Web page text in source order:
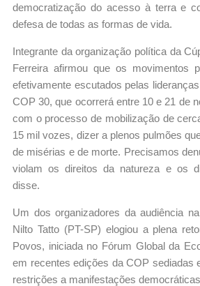
democratização do acesso à terra e
defesa de todas as formas de vida.
Integrante da organização política da
Ferreira afirmou que os movimentos
efetivamente escutados pelas
COP 30, que ocorrerá entre 10 e 21 de
com o processo de mobilização de
15 mil vozes, dizer a plenos pulmões
de misérias e de morte. Precisamos
violam os direitos da natureza e os
disse.
Um dos organizadores da audiência
Nilto Tatto (PT-SP) elogiou a plena
Povos, iniciada no Fórum Global da
em recentes edições da COP sediadas
restrições a manifestações